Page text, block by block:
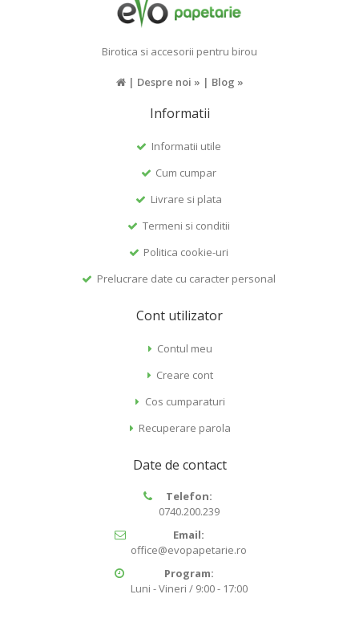
Birotica si accesorii pentru birou
| Despre noi » | Blog »
Informatii
Informatii utile
Cum cumpar
Livrare si plata
Termeni si conditii
Politica cookie-uri
Prelucrare date cu caracter personal
Cont utilizator
Contul meu
Creare cont
Cos cumparaturi
Recuperare parola
Date de contact
Telefon:
0740.200.239
Email:
office@evopapetarie.ro
Program:
Luni - Vineri / 9:00 - 17:00